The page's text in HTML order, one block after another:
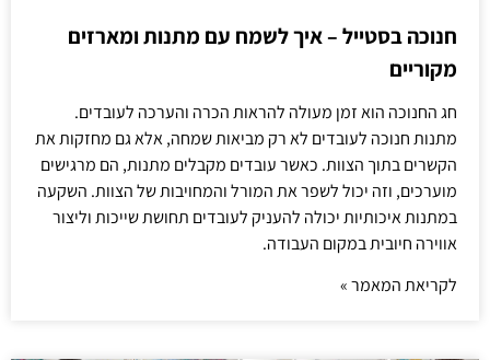
חנוכה בסטייל – איך לשמח עם מתנות ומארזים
מקוריים
חג החנוכה הוא זמן מעולה להראות הכרה והערכה לעובדים.
מתנות חנוכה לעובדים לא רק מביאות שמחה, אלא גם מחזקות את
הקשרים בתוך הצוות. כאשר עובדים מקבלים מתנות, הם מרגישים
מוערכים, וזה יכול לשפר את המורל והמחויבות של הצוות. השקעה
במתנות איכותיות יכולה להעניק לעובדים תחושת שייכות וליצור
אווירה חיובית במקום העבודה.
לקריאת המאמר »